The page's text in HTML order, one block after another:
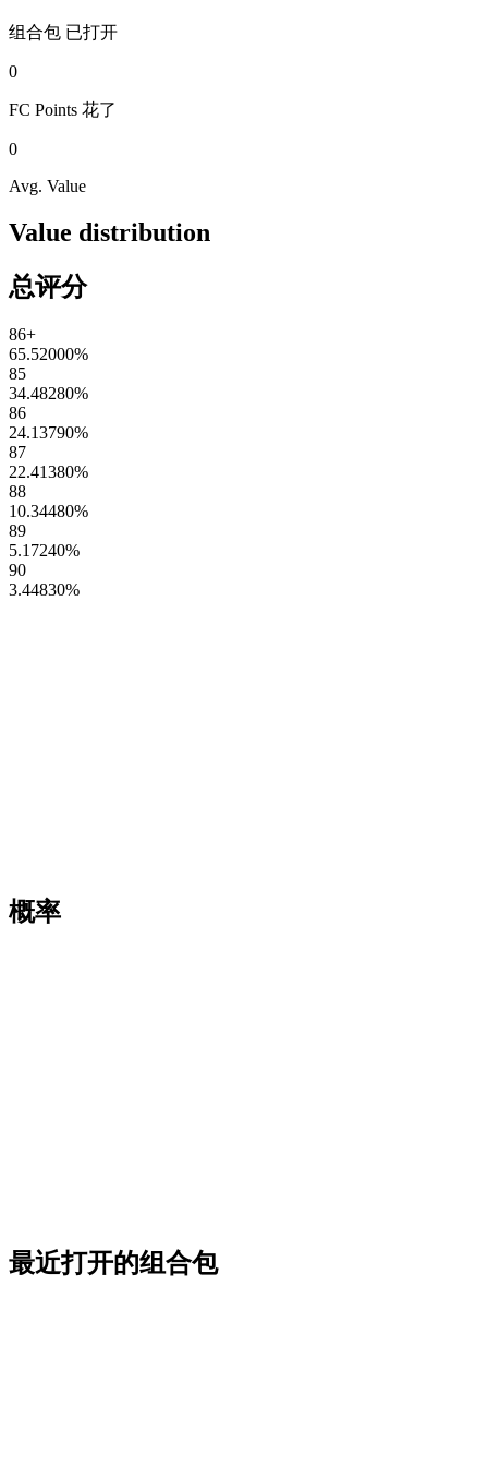
组合包 已打开
0
FC Points 花了
0
Avg. Value
Value distribution
总评分
86+
65.52000%
85
34.48280%
86
24.13790%
87
22.41380%
88
10.34480%
89
5.17240%
90
3.44830%
概率
最近打开的组合包